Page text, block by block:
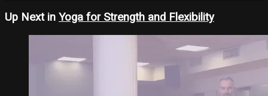
Up Next in Yoga for Strength and Flexibility